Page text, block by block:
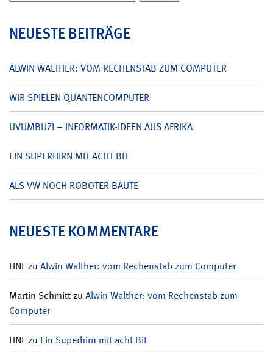
nach:
NEUESTE BEITRÄGE
ALWIN WALTHER: VOM RECHENSTAB ZUM COMPUTER
WIR SPIELEN QUANTENCOMPUTER
UVUMBUZI – INFORMATIK-IDEEN AUS AFRIKA
EIN SUPERHIRN MIT ACHT BIT
ALS VW NOCH ROBOTER BAUTE
NEUESTE KOMMENTARE
HNFzu Alwin Walther: vom Rechenstab zum Computer
Martin Schmittzu Alwin Walther: vom Rechenstab zum
Computer
HNFzu Ein Superhirn mit acht Bit